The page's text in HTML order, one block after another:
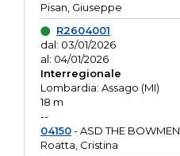
Pisan, Giuseppe
R2604001
dal: 03/01/2026
al: 04/01/2026
Interregionale
Lombardia: Assago (MI)
18 m
--
04150- ASD THE BOWMEN
Roatta, Cristina